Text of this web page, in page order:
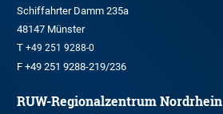
Schiffahrter Damm 235a
48147 Münster
T +49 251 9288-0
F +49 251 9288-219/236
RUW-Regionalzentrum Nordrhein